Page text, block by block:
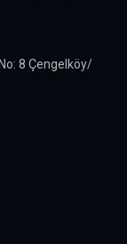
8 Çengelköy/